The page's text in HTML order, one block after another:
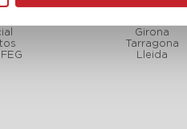
CAMPOS
Girona
Tarragona
Lleida